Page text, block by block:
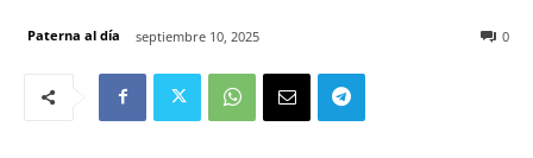
Paterna al día septiembre 10, 2025 0